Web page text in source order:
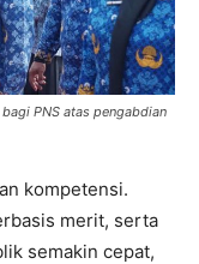
PNS atas pengabdian
kompetensi.
merit, serta
semakin cepat,